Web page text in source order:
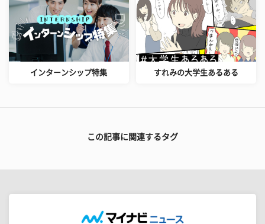
インターンシップ特集 すれみの大学生あるある
この記事に関連するタグ